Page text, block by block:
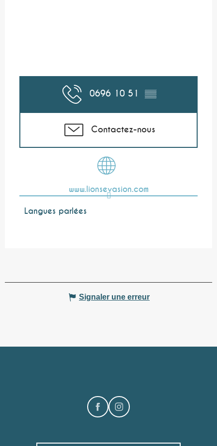
0696 10 51 ▒▒
Contactez-nous
www.lionsevasion.com
Langues parlées
Langues parlées
Signaler une erreur